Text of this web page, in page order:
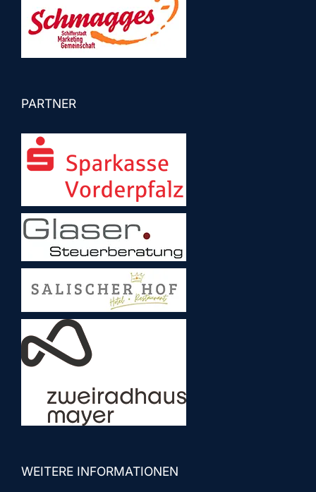
PARTNER
WEITERE INFORMATIONEN